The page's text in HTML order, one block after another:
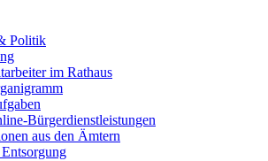
Politik
im Rathaus
Bürgerdienstleistungen
aus den Ämtern